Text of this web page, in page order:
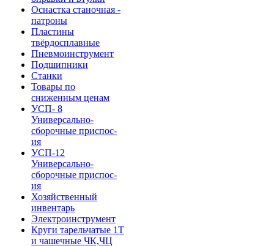
Оснастка станочная -
патроны
Пластины
твёрдосплавные
Пневмоинструмент
Подшипники
Станки
Товары по
сниженным ценам
УСП- 8
Универсально-
сборочные приспос-
ия
УСП-12
Универсально-
сборочные приспос-
ия
Хозяйственный
инвентарь
Электроинструмент
Круги тарельчатые 1Т
и чашечные ЧК,ЧЦ